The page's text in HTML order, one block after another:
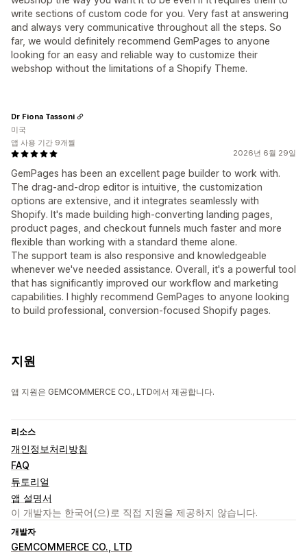
write sections of custom code for you. Very fast at answering
and always very communicative throughout all the steps. So
far, we would definitely recommend GemPages to anyone
looking for an easy and reliable way to customize their
webshop without the limitations of a Shopify Theme.
2026년 6월 29일
GemPages has been an excellent page builder to work with.
The drag-and-drop editor is intuitive, the customization
options are extensive, and it integrates seamlessly with
Shopify. It's made building high-converting landing pages,
product pages, and checkout funnels much faster and more
flexible than working with a standard theme alone.
The support team is also responsive and knowledgeable
whenever we've needed assistance. Overall, it's a powerful tool
that has significantly improved our workflow and marketing
capabilities. I highly recommend GemPages to anyone looking
to build professional, conversion-focused Shopify pages.
Dr Fiona Tassoni
미국
앱 사용 기간 9개월
지원
앱 지원은 GEMCOMMERCE CO., LTD에서 제공합니다.
리소스
개인정보처리방침
FAQ
튜토리얼
앱 설명서
이 개발자는 한국어(으)로 직접 지원을 제공하지 않습니다.
개발자
GEMCOMMERCE CO., LTD